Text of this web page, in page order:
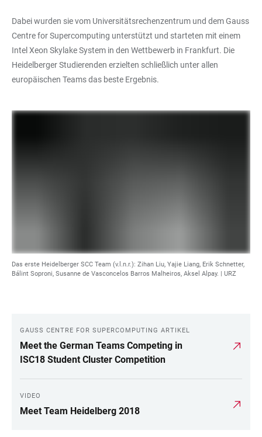
Dabei wurden sie vom Universitätsrechenzentrum und dem Gauss
Centre for Supercomputing unterstützt und starteten mit einem
Intel Xeon Skylake System in den Wettbewerb in Frankfurt. Die
Heidelberger Studierenden erzielten schließlich unter allen
europäischen Teams das beste Ergebnis.
Das erste Heidelberger SCC Team (v.l.n.r.): Zihan Liu, Yajie Liang, Erik Schnetter,
Bálint Soproni, Susanne de Vasconcelos Barros Malheiros, Aksel Alpay. | URZ
LINKS
GAUSS CENTRE FOR SUPERCOMPUTING ARTIKEL
Meet the German Teams Competing in
ISC18 Student Cluster Competition
VIDEO
Meet Team Heidelberg 2018